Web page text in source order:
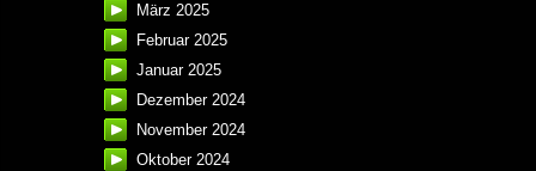
März 2025
Februar 2025
Januar 2025
Dezember 2024
November 2024
Oktober 2024